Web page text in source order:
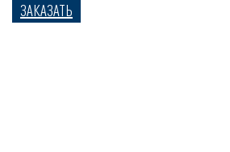
ЗАКАЗАТЬ